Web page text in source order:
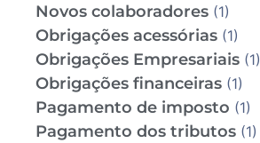
Novos colaboradores (1)
Obrigações acessórias (1)
Obrigações Empresariais (1)
Obrigações financeiras (1)
Pagamento de imposto (1)
Pagamento dos tributos (1)